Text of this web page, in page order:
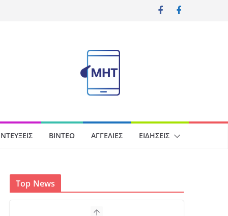
ΒΊΝΤΕΟ ΑΓΓΕΛΊΕΣ ΕΙΔΉΣΕΙΣ
Top News